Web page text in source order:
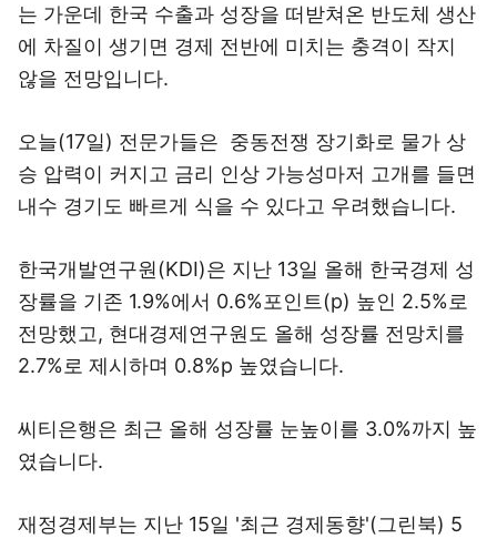
는 가운데 한국 수출과 성장을 떠받쳐온 반도체 생산
에 차질이 생기면 경제 전반에 미치는 충격이 작지
않을 전망입니다.
오늘(17일) 전문가들은 중동전쟁 장기화로 물가 상
승 압력이 커지고 금리 인상 가능성마저 고개를 들면
내수 경기도 빠르게 식을 수 있다고 우려했습니다.
한국개발연구원(KDI)은 지난 13일 올해 한국경제 성
장률을 기존 1.9%에서 0.6%포인트(p) 높인 2.5%로
전망했고, 현대경제연구원도 올해 성장률 전망치를
2.7%로 제시하며 0.8%p 높였습니다.
씨티은행은 최근 올해 성장률 눈높이를 3.0%까지 높
였습니다.
재정경제부는 지난 15일 '최근 경제동향'(그린북) 5